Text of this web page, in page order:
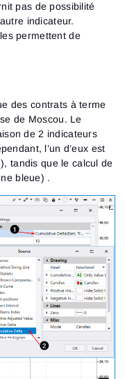
pas de possibilité
indicateur.
permettent de
des contrats à terme
de Moscou. Le
de 2 indicateurs
l’un d’eux est
tandis que le calcul de
bleue) .